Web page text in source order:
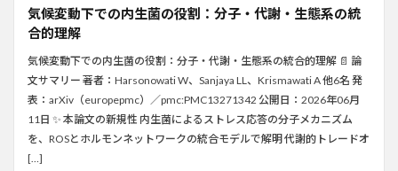
気候変動下での内生菌の役割：分子・代謝・生態系の統
合的理解
気候変動下での内生菌の役割：分子・代謝・生態系の統合的理解 📄 論
文サマリー 著者：Harsonowati W、Sanjaya LL、Krismawati A 他6名 発
表：arXiv（europepmc）／pmc:PMC13271342 公開日：2026年06月
11日 ✨ 本論文の新規性 内生菌によるストレス応答の分子メカニズム
を、ROSとホルモンネットワークの統合モデルで解明 代謝的トレードオ
[…]